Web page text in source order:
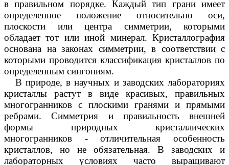
в правильном порядке. Каждый тип грани имеет
определенное положение относительно оси,
плоскости или центра симметрии, которыми
обладает тот или иной минерал. Кристаллография
основана на законах симметрии, в соответствии с
которыми проводится классификация кристаллов по
определенным сингониям.
В природе, в научных и заводских лабораториях
кристаллы растут в виде красивых, правильных
многогранников с плоскими гранями и прямыми
ребрами. Симметрия и правильность внешней
формы природных кристаллических
многогранников - отличительная особенность
кристаллов, но не обязательная. В заводских и
лабораторных условиях часто выращивают